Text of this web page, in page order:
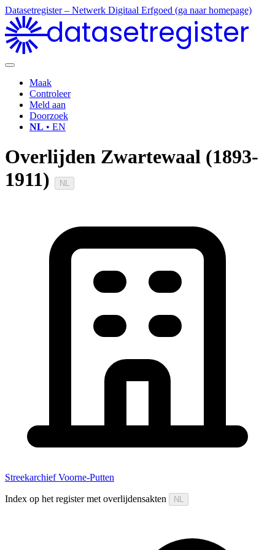
Datasetregister – Netwerk Digitaal Erfgoed (ga naar homepage)
datasetregister
Maak
Controleer
Meld aan
Doorzoek
NL • EN
Overlijden Zwartewaal (1893-
1911)
NL
Streekarchief Voorne-Putten
Index op het register met overlijdensakten NL